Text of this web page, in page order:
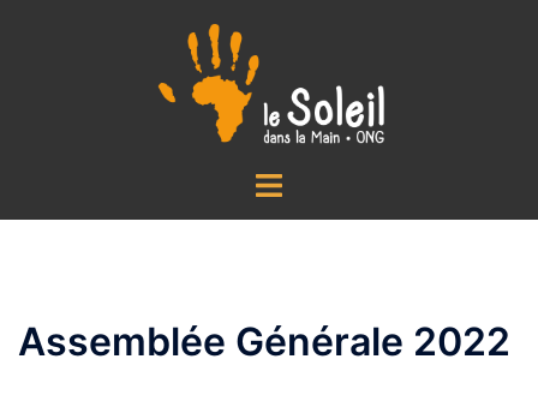
Ouvrir/fermer
Assemblée Générale 2022